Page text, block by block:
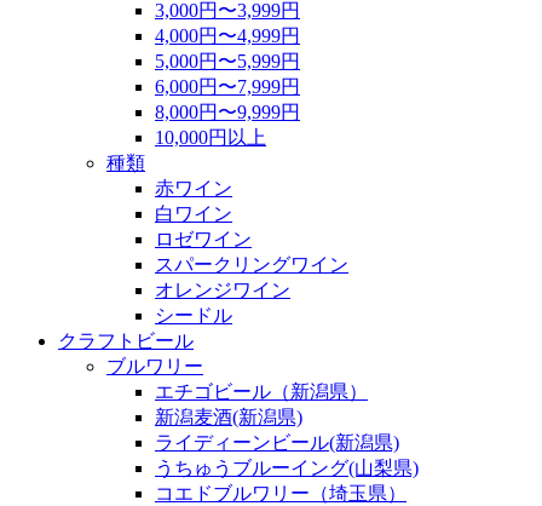
3,000円〜3,999円
4,000円〜4,999円
5,000円〜5,999円
6,000円〜7,999円
8,000円〜9,999円
10,000円以上
種類
赤ワイン
白ワイン
ロゼワイン
スパークリングワイン
オレンジワイン
シードル
クラフトビール
ブルワリー
エチゴビール（新潟県）
新潟麦酒(新潟県)
ライディーンビール(新潟県)
うちゅうブルーイング(山梨県)
コエドブルワリー（埼玉県）